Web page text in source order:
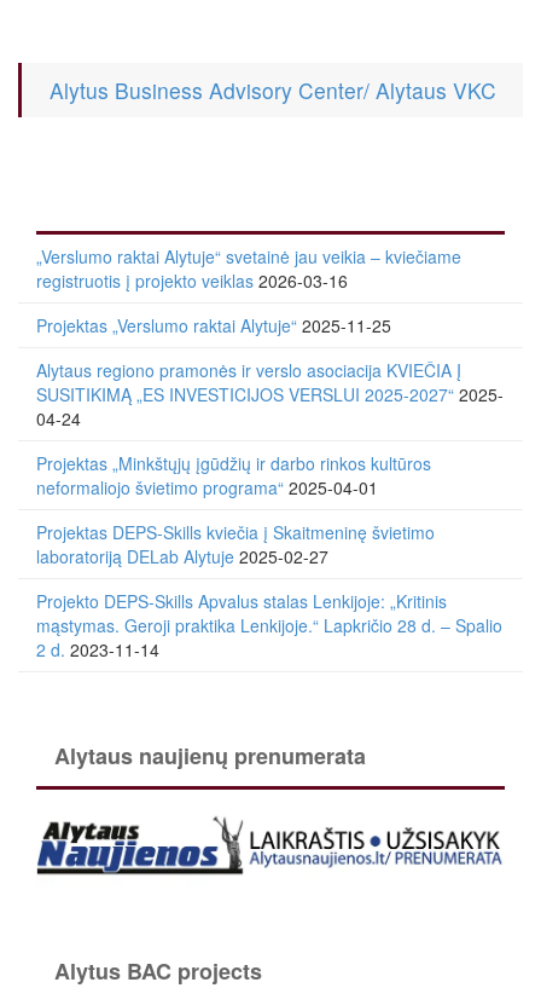
Alytus Business Advisory Center/ Alytaus VKC
„Verslumo raktai Alytuje“ svetainė jau veikia – kviečiame
registruotis į projekto veiklas 2026-03-16
Projektas „Verslumo raktai Alytuje“ 2025-11-25
Alytaus regiono pramonės ir verslo asociacija KVIEČIA Į
SUSITIKIMĄ „ES INVESTICIJOS VERSLUI 2025-2027“ 2025-
04-24
Projektas „Minkštųjų įgūdžių ir darbo rinkos kultūros
neformaliojo švietimo programa“ 2025-04-01
Projektas DEPS-Skills kviečia į Skaitmeninę švietimo
laboratoriją DELab Alytuje 2025-02-27
Projekto DEPS-Skills Apvalus stalas Lenkijoje: „Kritinis
mąstymas. Geroji praktika Lenkijoje.“ Lapkričio 28 d. – Spalio
2 d. 2023-11-14
Alytaus naujienų prenumerata
Alytus BAC projects